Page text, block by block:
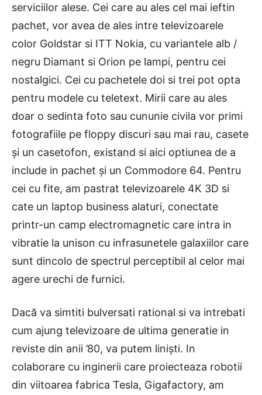
serviciilor alese. Cei care au ales cel mai ieftin
pachet, vor avea de ales intre televizoarele
color Goldstar si ITT Nokia, cu variantele alb /
negru Diamant si Orion pe lampi, pentru cei
nostalgici. Cei cu pachetele doi si trei pot opta
pentru modele cu teletext. Mirii care au ales
doar o sedinta foto sau cununie civila vor primi
fotografiile pe floppy discuri sau mai rau, casete
și un casetofon, existand si aici optiunea de a
include in pachet și un Commodore 64. Pentru
cei cu fite, am pastrat televizoarele 4K 3D si
cate un laptop business alaturi, conectate
printr-un camp electromagnetic care intra in
vibratie la unison cu infrasunetele galaxiilor care
sunt dincolo de spectrul perceptibil al celor mai
agere urechi de furnici.
Dacă va simtiti bulversati rational si va intrebati
cum ajung televizoare de ultima generatie in
reviste din anii ’80, va putem liniști. In
colaborare cu inginerii care proiecteaza robotii
din viitoarea fabrica Tesla, Gigafactory, am